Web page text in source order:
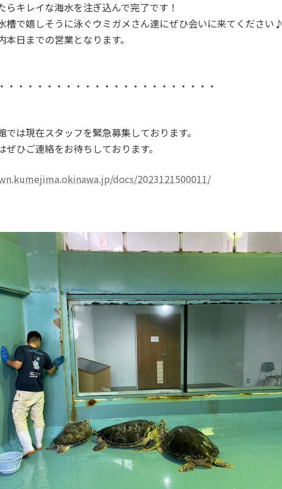
らキレイな海水を注ぎ込んで完了です！
槽で嬉しそうに泳ぐウミガメさん達にぜひ会いに来てください♪
本日までの営業となります。
・・・・・・・・・・・・・・・・・・・・・・
では現在スタッフを緊急募集しております。
ぜひご連絡をお待ちしております。
docs/2023121500011/